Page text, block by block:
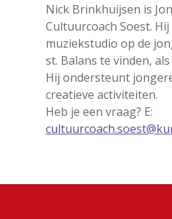
Nick Brinkhuijsen is
Cultuurcoach Soest.
muziekstudio op de
st. Balans te vinden,
Hij ondersteunt
creatieve activiteiten.
Heb je een vraag? E: